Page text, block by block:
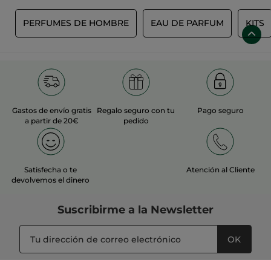
PERFUMES DE HOMBRE EAU DE PARFUM KITS
Gastos de envío gratis
a partir de 20€
Regalo seguro con tu
pedido
Pago seguro
Satisfecha o te
devolvemos el dinero
Atención al Cliente
Suscribirme a la Newsletter
OK